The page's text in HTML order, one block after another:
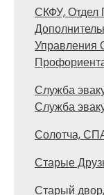
СКФУ, Отдел
Управления
Служба
Служба
Солотча,
Старые
Старый